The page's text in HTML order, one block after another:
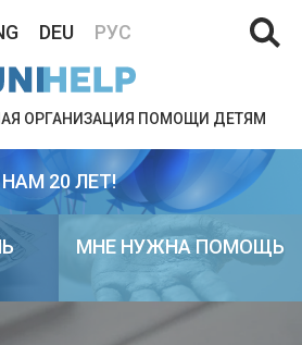
DEU РУС
ОРГАНИЗАЦИЯ ПОМОЩИ ДЕТЯМ
НАМ 20 ЛЕТ!
МНЕ НУЖНА ПОМОЩЬ